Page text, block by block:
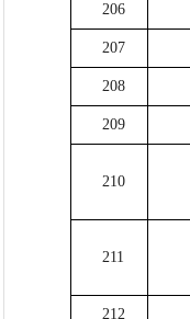
206
207
208
209
210
211
212